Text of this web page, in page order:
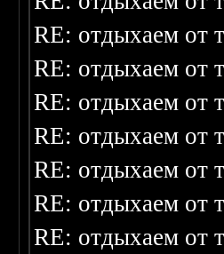
RE: отдыхаем от
RE: отдыхаем от
RE: отдыхаем от
RE: отдыхаем от
RE: отдыхаем от
RE: отдыхаем от
RE: отдыхаем от